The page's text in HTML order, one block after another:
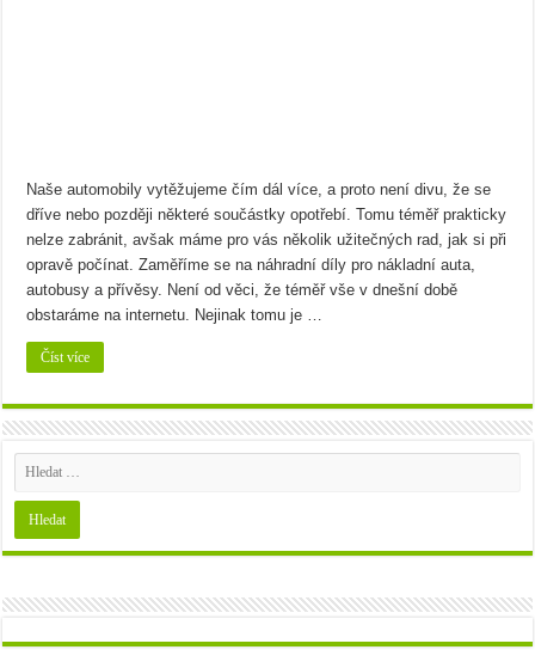
Naše automobily vytěžujeme čím dál více, a proto není divu, že se
dříve nebo později některé součástky opotřebí. Tomu téměř prakticky
nelze zabránit, avšak máme pro vás několik užitečných rad, jak si při
opravě počínat. Zaměříme se na náhradní díly pro nákladní auta,
autobusy a přívěsy. Není od věci, že téměř vše v dnešní době
obstaráme na internetu. Nejinak tomu je …
Číst více